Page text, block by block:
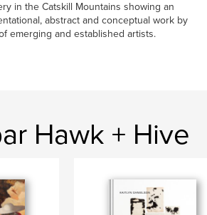
in the Catskill Mountains showing an
abstract and conceptual work by
emerging and established artists.
Hawk + Hive